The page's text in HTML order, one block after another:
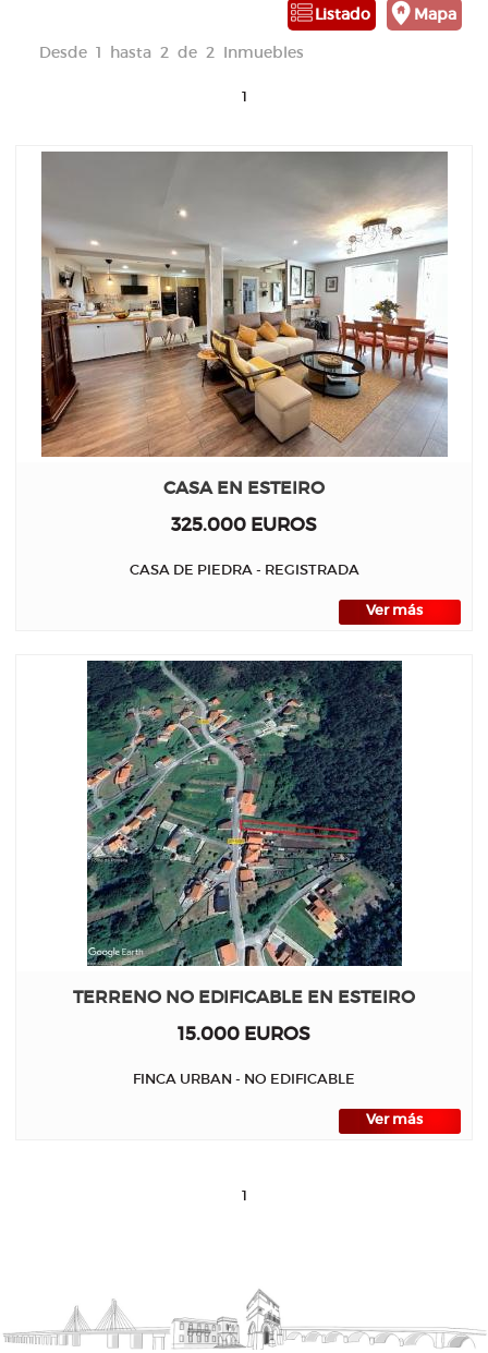
Mapa
Listado
Desde 1 hasta 2 de 2 Inmuebles
1
CASA EN ESTEIRO
325.000 EUROS
CASA DE PIEDRA - REGISTRADA
Ver más
TERRENO NO EDIFICABLE EN ESTEIRO
15.000 EUROS
FINCA URBAN - NO EDIFICABLE
Ver más
1